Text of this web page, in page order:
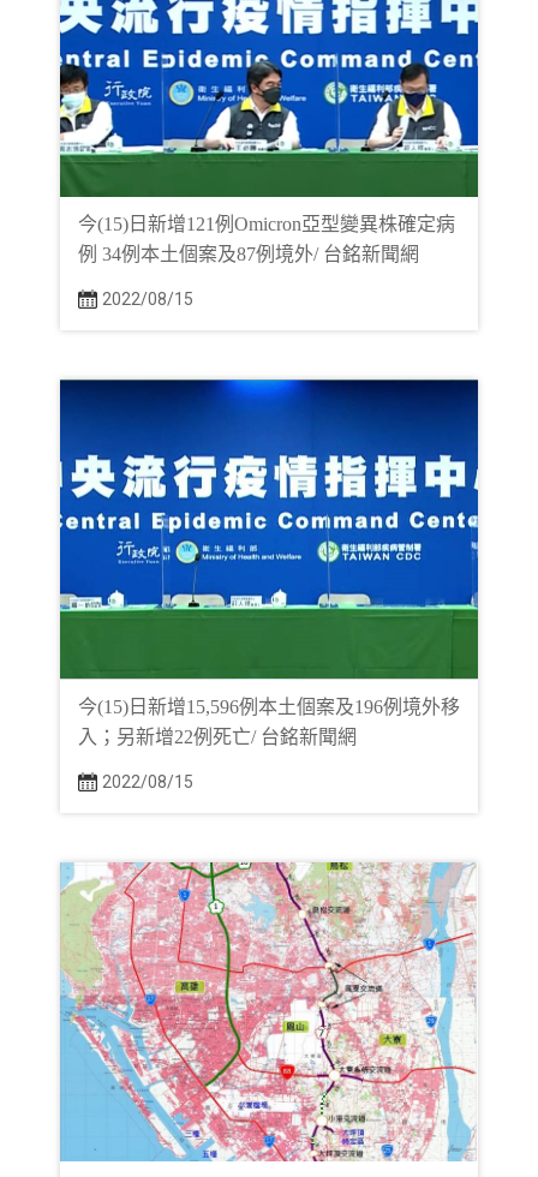
今(15)日新增121例Omicron亞型變異株確定病
例 34例本土個案及87例境外/ 台銘新聞網
2022/08/15
今(15)日新增15,596例本土個案及196例境外移
入；另新增22例死亡/ 台銘新聞網
2022/08/15